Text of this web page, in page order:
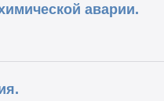
аварии.